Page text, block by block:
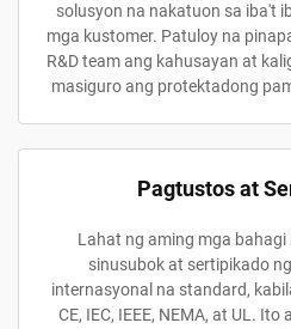
solusyon na nakatuon sa iba't
mga kustomer. Patuloy na
R&D team ang kahusayan at
masiguro ang protektadong
Pagtustos at
Lahat ng aming mga bahagi
sinusubok at sertipikado
internasyonal na standard,
CE, IEC, IEEE, NEMA, at UL.